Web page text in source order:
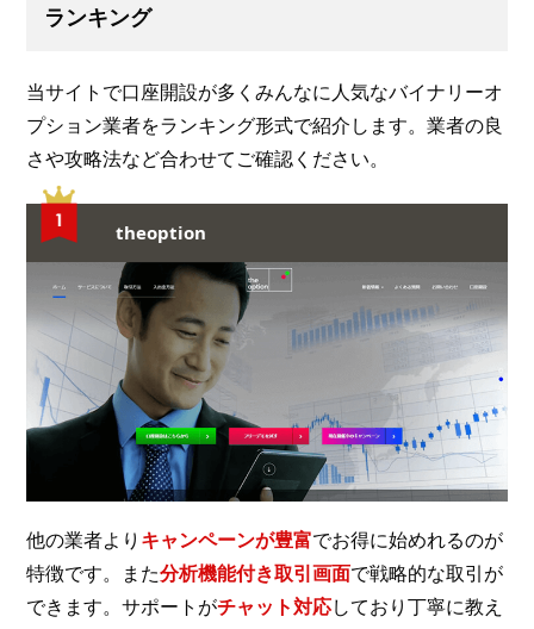
ランキング
当サイトで口座開設が多くみんなに人気なバイナリーオ
プション業者をランキング形式で紹介します。業者の良
さや攻略法など合わせてご確認ください。
theoption
他の業者より キャンペーンが豊富でお得に始めれるのが
特徴です。また分析機能付き取引画面で戦略的な取引が
できます。サポートがチャット対応しており丁寧に教え